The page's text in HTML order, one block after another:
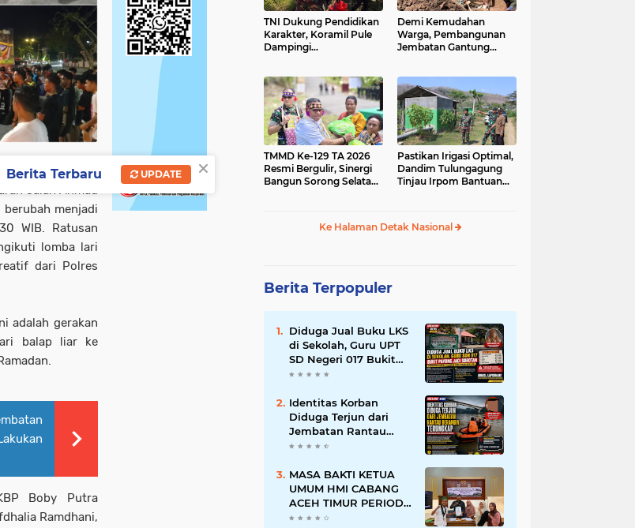
Jalan Ahmad
menjadi
WIB. Ratusan
lomba lari
dari Polres
adalah gerakan
balap liar ke
Boby Putra
Ramdhani,
TNI Dukung Pendidikan
Karakter, Koramil Pule
Dampingi
Demi Kemudahan
Warga, Pembangunan
Jembatan Gantung
TMMD Ke-129 TA 2026
Resmi Bergulir, Sinergi
Bangun Sorong Selatan
Pastikan Irigasi Optimal,
Dandim Tulungagung
Tinjau Irpom Bantuan
Ke Halaman Detak Nasional
Berita Terpopuler
Diduga Jual Buku LKS
di Sekolah, Guru UPT
SD Negeri 017 Bukit
Payung Jadi Sorotan,
Tegaskan Tidak
Pernah Beri Izin
Identitas Korban
Diduga Terjun dari
Jembatan Rantau
Berangin Terungkap,
Sisir Sungai Kampar
MASA BAKTI KETUA
UMUM HMI CABANG
ACEH TIMUR PERIODE
2025–2026 BERAKHIR,
×
Berita Terbaru UPDATE